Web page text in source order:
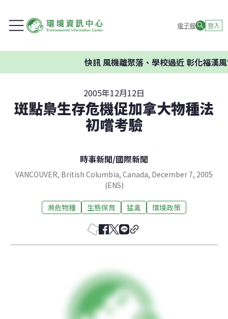
電子報 登入
快訊風機離聚落、學校過近 彰化福漢風
2005年12月12日
斑點梟生存危機促加拿大物種法
初嚐考驗
時事新聞/國際新聞
VANCOUVER, British Columbia, Canada, December 7, 2005
(ENS)
瀕危物種 生態保育 猛禽 環境政策